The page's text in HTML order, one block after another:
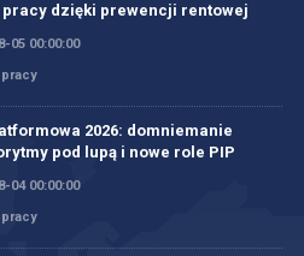
dzięki prewencji rentowej
05 00:00:00
pracy
2026: domniemanie
pod lupą i nowe role PIP
04 00:00:00
pracy